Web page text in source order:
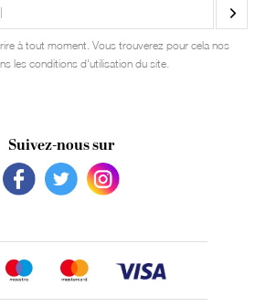
à tout moment. Vous trouverez pour cela nos
les conditions d'utilisation du site.
Suivez-nous sur